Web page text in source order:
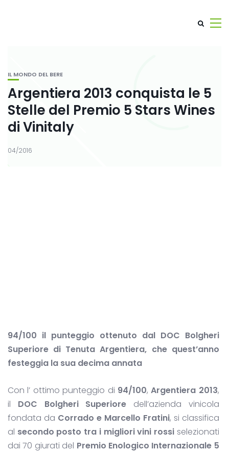
IL MONDO DEL BERE
Argentiera 2013 conquista le 5
Stelle del Premio 5 Stars Wines
di Vinitaly
04/2016
94/100 il punteggio ottenuto dal DOC Bolgheri
Superiore di Tenuta Argentiera, che quest’anno
festeggia la sua decima annata
Con l’ ottimo punteggio di 94/100,Argentiera 2013,
il DOC Bolgheri Superiore dell’azienda vinicola
fondata da Corrado e Marcello Fratini, si classifica
al secondo posto tra i migliori vini rossi selezionati
dai 70 giurati del Premio Enologico Internazionale 5